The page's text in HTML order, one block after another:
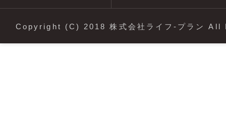
Copyright (C) 2018 株式会社ライフ-プラン